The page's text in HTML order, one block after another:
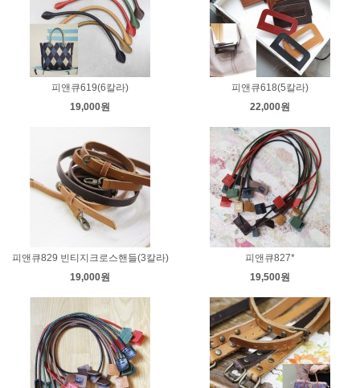
피앤큐619(6칼라)
19,000원
피앤큐618(5칼라)
22,000원
피앤큐829 빈티지크로스핸들(3칼라)
19,000원
피앤큐827*
19,500원